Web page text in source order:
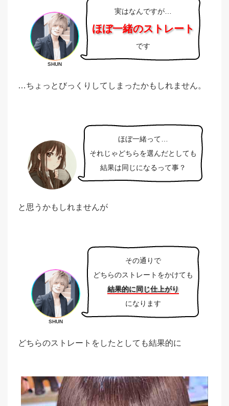
SHUN
実はなんですが…
ほぼ一緒のストレート
です
…ちょっとびっくりしてしまったかもしれません。
ほぼ一緒って…
それじゃどちらを選んだとしても
結果は同じになるって事？
と思うかもしれませんが
SHUN
その通りで
どちらのストレートをかけても
結果的に同じ仕上がり
になります
どちらのストレートをしたとしても結果的に